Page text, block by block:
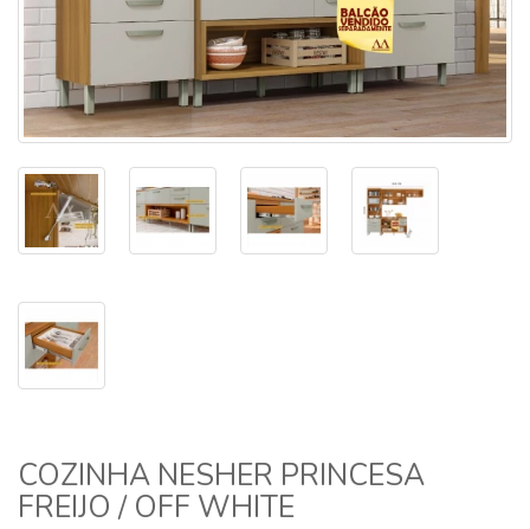
COZINHA NESHER PRINCESA
FREIJO / OFF WHITE